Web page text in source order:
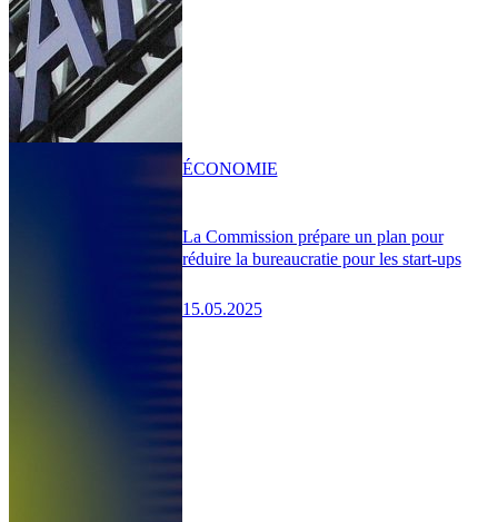
La Commission prépare un plan pour
réduire la bureaucratie pour les start-ups
15.05.2025
ÉCONOMIE